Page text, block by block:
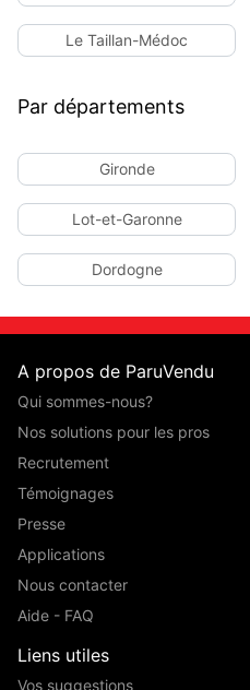
Le Taillan-Médoc
Par départements
Gironde
Lot-et-Garonne
Dordogne
A propos de ParuVendu
Qui sommes-nous?
Nos solutions pour les pros
Recrutement
Témoignages
Presse
Applications
Nous contacter
Aide - FAQ
Liens utiles
Vos suggestions